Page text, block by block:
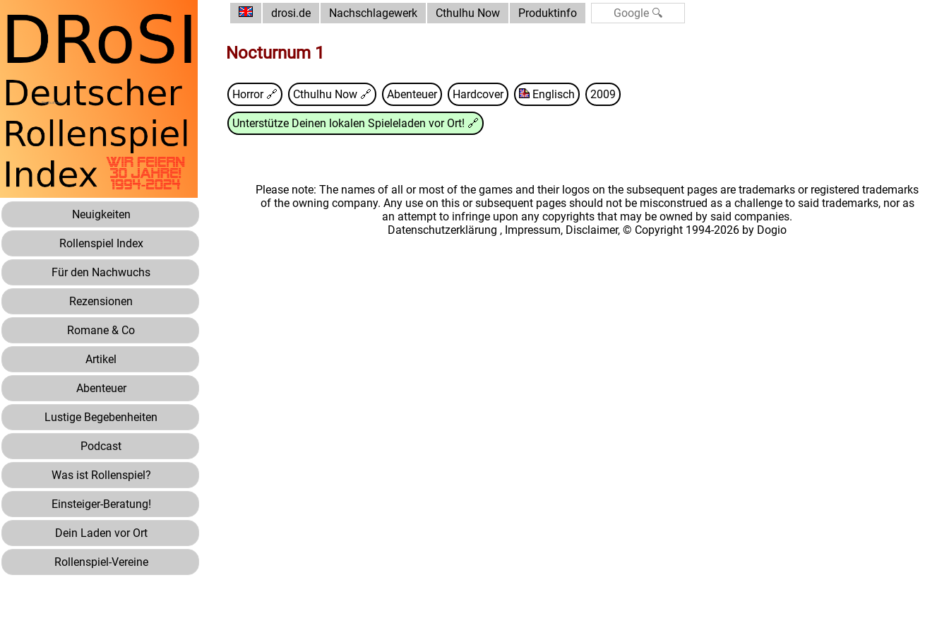
Neuigkeiten
Rollenspiel Index
Für den Nachwuchs
Rezensionen
Romane & Co
Artikel
Abenteuer
Lustige Begebenheiten
Podcast
Was ist Rollenspiel?
Einsteiger-Beratung!
Dein Laden vor Ort
Rollenspiel-Vereine
drosi.de Nachschlagewerk Cthulhu Now Produktinfo
Nocturnum 1
Horror 🔗 Cthulhu Now 🔗 Abenteuer Hardcover Englisch 2009
Unterstütze Deinen lokalen Spieleladen vor Ort! 🔗
Please note: The names of all or most of the games and their logos on the subsequent pages are trademarks or registered trademarks
of the owning company. Any use on this or subsequent pages should not be misconstrued as a challenge to said trademarks, nor as
an attempt to infringe upon any copyrights that may be owned by said companies.
Datenschutzerklärung , Impressum, Disclaimer, © Copyright 1994-2026 by Dogio